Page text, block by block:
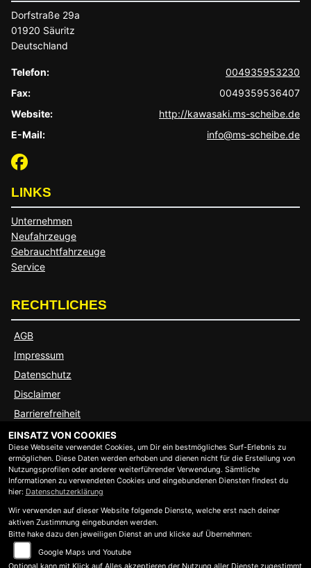
Dorfstraße 29a
01920 Säuritz
Deutschland
Telefon:
004935953230
Fax:
0049359536407
Website:
http://kawasaki.ms-scheibe.de
E-Mail:
info@ms-scheibe.de
LINKS
Unternehmen
Neufahrzeuge
Gebrauchtfahrzeuge
Service
RECHTLICHES
AGB
Impressum
Datenschutz
Disclaimer
Barrierefreiheit
ÖFFNUNGSZEITEN
Montag:
Dienstag:
09:00 - 12:30 und 13:30 - 18:00
Mittwoch:
09:00 - 12:30 und 13:30 - 18:00
Donnerstag:
EINSATZ VON COOKIES
Diese Webseite verwendet Cookies, um Dir ein bestmögliches Surf-Erlebnis zu
ermöglichen. Diese Daten werden erhoben und dienen nicht für die Erstellung von
Nutzungsprofilen oder anderer weiterführender Verwendung. Sämtliche
Informationen zu verwendeten Cookies und eingebundenen Diensten findest du
hier: Datenschutzerklärung
Wir verwenden auf dieser Website folgende Dienste, welche erst nach deiner
aktiven Zustimmung eingebunden werden.
Bitte hake dazu den jeweiligen Dienst an und klicke auf Übernehmen:
Google Maps und Youtube